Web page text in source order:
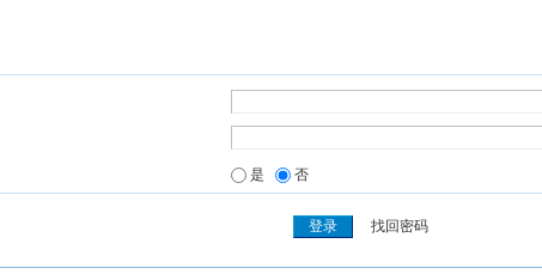
是 否
找回密码